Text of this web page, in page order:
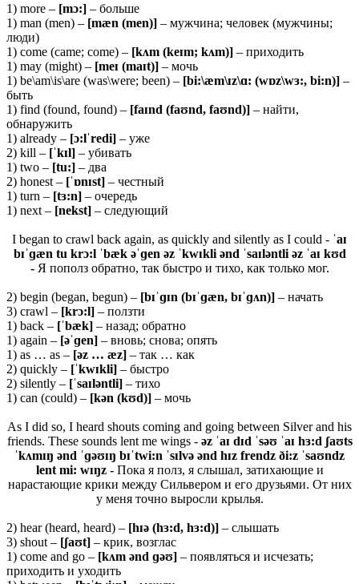
1) more – [mɔ:] – больше
1) man (men) – [mæn (men)] – мужчина; человек (мужчины;
люди)
1) come (came; come) – [kʌm (keɪm; kʌm)] – приходить
1) may (might) – [meɪ (maɪt)] – мочь
1) be\am\is\are (was\were; been) – [bi:\æm\ɪz\ɑ: (wɒz\wɜ:, bi:n)] –
быть
1) find (found, found) – [faɪnd (faʊnd, faʊnd)] – найти,
обнаружить
1) already – [ɔ:lˈredi] – уже
2) kill – [ˈkɪl] – убивать
1) two – [tu:] – два
2) honest – [ˈɒnɪst] – честный
1) turn – [tɜ:n] – очередь
1) next – [nekst] – следующий
I began to crawl back again, as quickly and silently as I could - ˈaɪ
bɪˈɡæn tu krɔ:l ˈbæk əˈɡen əz ˈkwɪkli ənd ˈsaɪləntli əz ˈaɪ kʊd
- Я пополз обратно, так быстро и тихо, как только мог.
2) begin (began, begun) – [bɪˈɡɪn (bɪˈɡæn, bɪˈɡʌn)] – начать
3) crawl – [krɔ:l] – ползти
1) back – [ˈbæk] – назад; обратно
1) again – [əˈɡen] – вновь; снова; опять
1) as … as – [əz … æz] – так … как
2) quickly – [ˈkwɪkli] – быстро
2) silently – [ˈsaɪləntli] – тихо
1) can (could) – [kən (kʊd)] – мочь
As I did so, I heard shouts coming and going between Silver and his
friends. These sounds lent me wings - əz ˈaɪ dɪd ˈsəʊ ˈaɪ hɜ:d ʃaʊts
ˈkʌmɪŋ ənd ˈɡəʊɪŋ bɪˈtwi:n ˈsɪlvə ənd hɪz frendz ði:z ˈsaʊndz
lent mi: wɪŋz - Пока я полз, я слышал, затихающие и
нарастающие крики между Сильвером и его друзьями. От них
у меня точно выросли крылья.
2) hear (heard, heard) – [hɪə (hɜ:d, hɜ:d)] – слышать
3) shout – [ʃaʊt] – крик, возглас
1) come and go – [kʌm ənd ɡəʊ] – появляться и исчезать;
приходить и уходить